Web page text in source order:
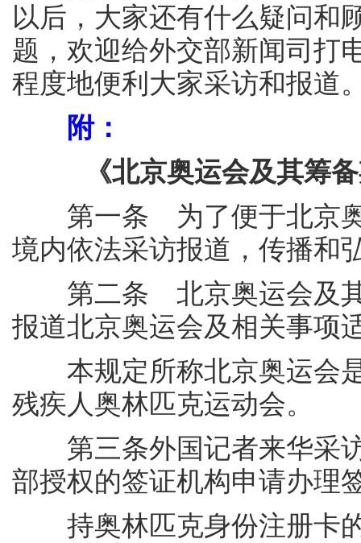
以后，大家还有什么疑问和
题，欢迎给外交部新闻司打
程度地便利大家采访和报道
附：
《北京奥运会及其筹
第一条 为了便于北京奥
境内依法采访报道，传播和
第二条 北京奥运会及其
报道北京奥运会及相关事项
本规定所称北京奥运会是
残疾人奥林匹克运动会。
第三条外国记者来华采访
部授权的签证机构申请办理
持奥林匹克身份注册卡的